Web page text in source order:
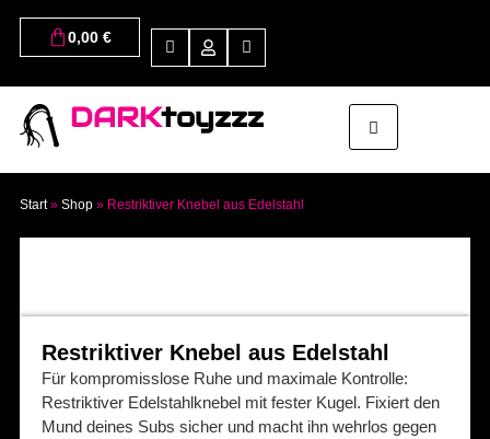
0,00 €
DARKtoyzzz
Start» Shop» Restriktiver Knebel aus Edelstahl
Restriktiver Knebel aus Edelstahl
Für kompromisslose Ruhe und maximale Kontrolle:
Restriktiver Edelstahlknebel mit fester Kugel. Fixiert den
Mund deines Subs sicher und macht ihn wehrlos gegen